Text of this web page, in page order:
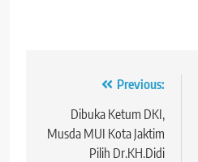
Navigasi Previous:
Dibuka Ketum DKI,
Musda MUI Kota Jaktim
Pilih Dr.KH.Didi